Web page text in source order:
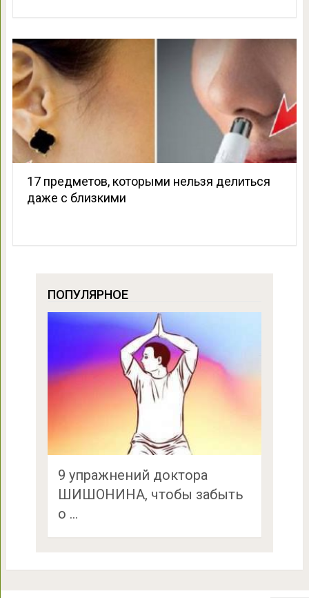
17 предметов, которыми нельзя делиться
даже с близкими
ПОПУЛЯРНОЕ
9 упражнений доктора
ШИШОНИНА, чтобы забыть
о …